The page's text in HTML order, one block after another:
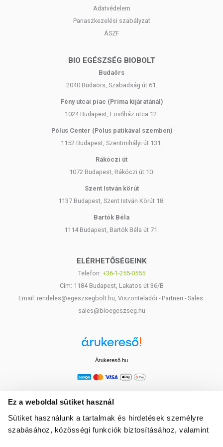
Ez a weboldal sütiket használ
Sütiket használunk a tartalmak és hirdetések személyre
szabásához, közösségi funkciók biztosításához, valamint
TOVÁBBI TUDNIVALÓK A TERMÉKRŐL
egészséges életmódot! A termék nem gyógyít betegségeket! A termék
nem alkalmas orvosi kezelés helyettesítésére! Betegség esetén
Adatvédelem
Panaszkezelési szabályzat
ÁSZF
BIO EGÉSZSÉG BIOBOLT
Budaörs
2040 Budaörs, Szabadság út 61.
Fény utcai piac (Príma kijáratánál)
1024 Budapest, Lövőház utca 12.
Pólus Center (Pólus patikával szemben)
1152 Budapest, Szentmihályi út 131.
Rákóczi út
1072 Budapest, Rákóczi út 10.
Szent István körút
1137 Budapest, Szent István Körút 18.
Bartók Béla
1114 Budapest, Bartók Béla út 71.
ELÉRHETŐSÉGEINK
Telefon: +36-1-255-0555
Cím: 1184 Budapest, Lakatos út 36/B
Email: rendeles@egeszsegbolt.hu, Viszonteladói - Partneri - Sales:
sales@bioegeszseg.hu
Árukereső.hu